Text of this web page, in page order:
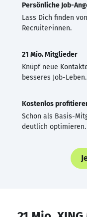
Persönliche Job-
Lass Dich finden
Recruiter·innen.
21 Mio. Mitglieder
Knüpf neue
besseres Job-Leben.
Kostenlos
Schon als Basis-
deutlich optimieren.